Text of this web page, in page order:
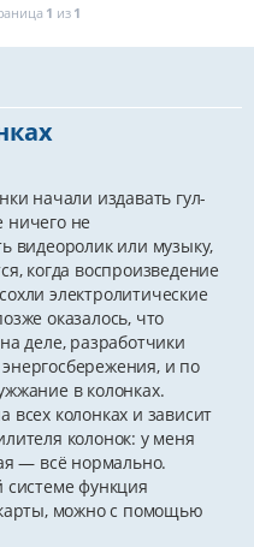
1 из 1
начали издавать гул-
ничего не
видеоролик или музыку,
когда воспроизведение
электролитические
оказалось, что
деле, разработчики
и по
в колонках.
всех колонках и зависит
колонок: у меня
— всё нормально.
функция
можно с помощью